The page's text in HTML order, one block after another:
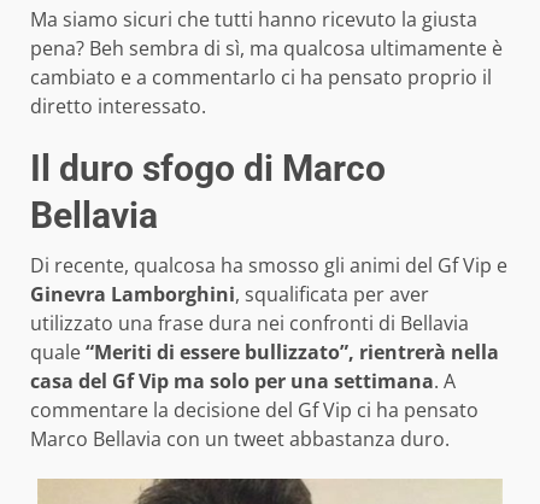
Ma siamo sicuri che tutti hanno ricevuto la giusta
pena? Beh sembra di sì, ma qualcosa ultimamente è
cambiato e a commentarlo ci ha pensato proprio il
diretto interessato.
Il duro sfogo di Marco
Bellavia
Di recente, qualcosa ha smosso gli animi del Gf Vip e
Ginevra Lamborghini, squalificata per aver
utilizzato una frase dura nei confronti di Bellavia
quale“Meriti di essere bullizzato”, rientrerà nella
casa del Gf Vip ma solo per una settimana. A
commentare la decisione del Gf Vip ci ha pensato
Marco Bellavia con un tweet abbastanza duro.